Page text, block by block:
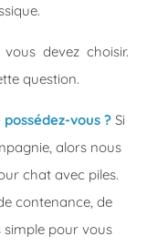
devez choisir.
question.
vous ? Si
alors nous
chat avec piles.
contenance, de
simple pour vous